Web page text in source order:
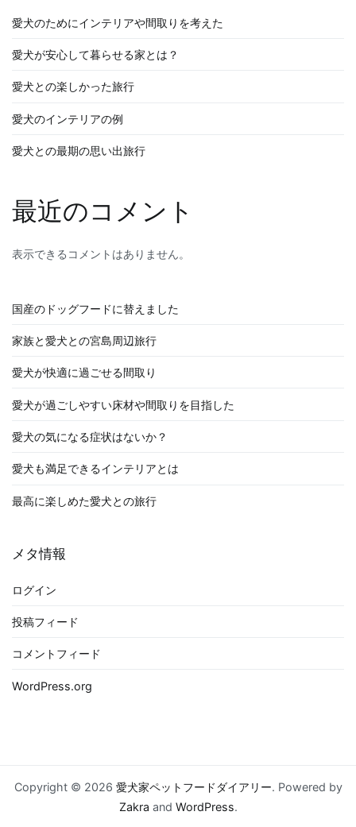
ン
愛犬のためにインテリアや間取りを考えた
愛犬が安心して暮らせる家とは？
愛犬との楽しかった旅行
愛犬のインテリアの例
愛犬との最期の思い出旅行
最近のコメント
表示できるコメントはありません。
国産のドッグフードに替えました
家族と愛犬との宮島周辺旅行
愛犬が快適に過ごせる間取り
愛犬が過ごしやすい床材や間取りを目指した
愛犬の気になる症状はないか？
愛犬も満足できるインテリアとは
最高に楽しめた愛犬との旅行
メタ情報
ログイン
投稿フィード
コメントフィード
WordPress.org
Copyright © 2026 愛犬家ペットフードダイアリー. Powered by
Zakra and WordPress.